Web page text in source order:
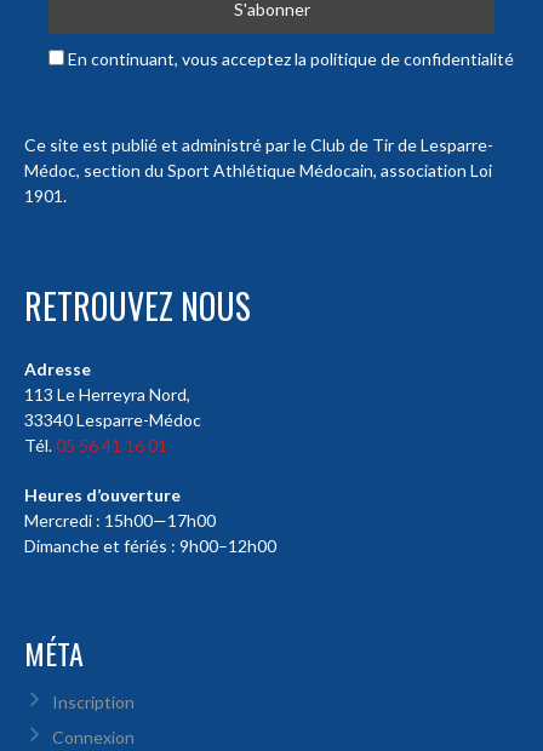
En continuant, vous acceptez la politique de confidentialité
Ce site est publié et administré par le Club de Tir de Lesparre-
Médoc, section du Sport Athlétique Médocain, association Loi
1901.
RETROUVEZ NOUS
Adresse
113 Le Herreyra Nord,
33340 Lesparre-Médoc
Tél.05 56 41 16 01
Heures d’ouverture
Mercredi : 15h00—17h00
Dimanche et fériés : 9h00–12h00
MÉTA
Inscription
Connexion